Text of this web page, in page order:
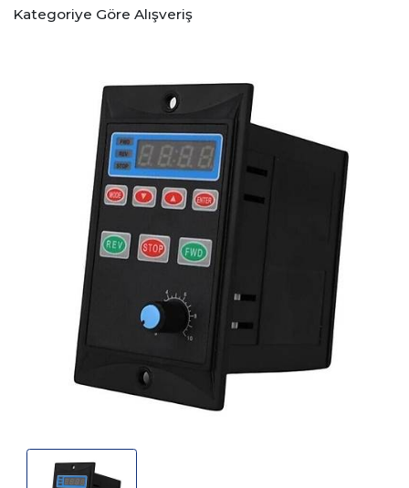
Kategoriye Göre Alışveriş